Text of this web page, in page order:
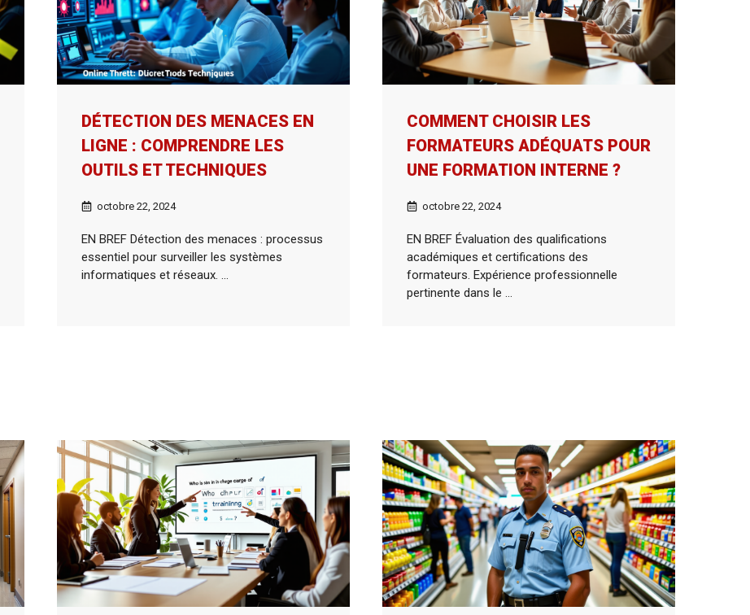
DÉTECTION DES MENACES EN
LIGNE : COMPRENDRE LES
OUTILS ET TECHNIQUES
octobre 22, 2024
EN BREF Détection des menaces : processus
essentiel pour surveiller les systèmes
informatiques et réseaux. ...
COMMENT CHOISIR LES
FORMATEURS ADÉQUATS POUR
UNE FORMATION INTERNE ?
octobre 22, 2024
EN BREF Évaluation des qualifications
académiques et certifications des
formateurs. Expérience professionnelle
pertinente dans le ...